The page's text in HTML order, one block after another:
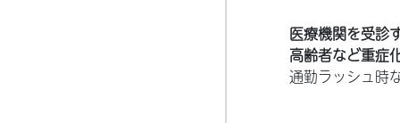
医療機関を受診
高齢者など重症
通勤ラッシュ時